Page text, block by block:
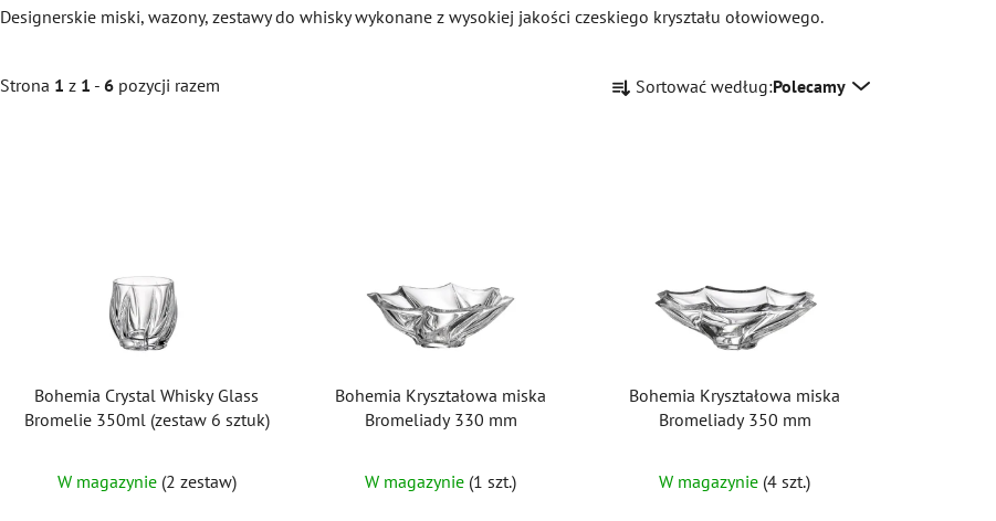
Designerskie miski, wazony, zestawy do whisky wykonane z wysokiej jakości czeskiego kryształu ołowiowego.
Strona 1 z 1 - 6 pozycji razem
o Sortować według:Polecamy
Bohemia Crystal Whisky Glass
Bromelie 350ml (zestaw 6 sztuk)
W magazynie (2 zestaw)
Bohemia Kryształowa miska
Bromeliady 330 mm
W magazynie (1 szt.)
Bohemia Kryształowa miska
Bromeliady 350 mm
ocena
W magazynie (4 szt.)